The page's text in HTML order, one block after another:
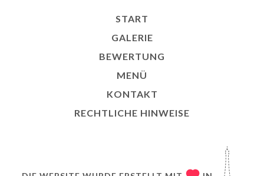
START
GALERIE
BEWERTUNG
MENÜ
KONTAKT
RECHTLICHE HINWEISE